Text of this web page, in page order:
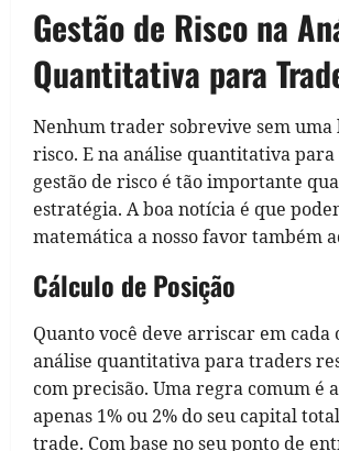
Gestão de Risco na
Quantitativa para
Nenhum trader sobrevive sem uma
risco. E na análise quantitativa
gestão de risco é tão importante
estratégia. A boa notícia é que
matemática a nosso favor também
Cálculo de Posição
Quanto você deve arriscar em cada
análise quantitativa para traders
com precisão. Uma regra comum é
apenas 1% ou 2% do seu capital
trade. Com base no seu ponto de